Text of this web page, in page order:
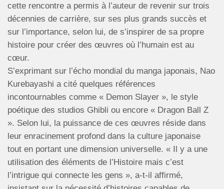
cette rencontre a permis à l’auteur de revenir sur trois
décennies de carrière, sur ses plus grands succès et
sur l’importance, selon lui, de s’inspirer de sa propre
histoire pour créer des œuvres où l’humain est au
cœur.
S’exprimant sur l’écho mondial du manga japonais, Nao
Kurebayashi a cité quelques références
incontournables comme « Demon Slayer », le style
poétique des studios Ghibli ou encore « Dragon Ball Z
». Selon lui, la puissance de ces œuvres réside dans
leur enracinement profond dans la culture japonaise
tout en portant une dimension universelle. « Il y a une
utilisation des éléments de l’Histoire mais c’est
l’intrigue qui connecte les gens », a-t-il affirmé,